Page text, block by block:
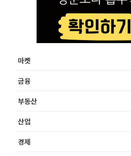
마켓
금융
부동산
산업
경제